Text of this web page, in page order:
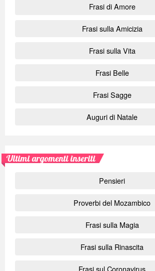
Frasi di Amore
Frasi sulla Amicizia
Frasi sulla Vita
Frasi Belle
Frasi Sagge
Auguri di Natale
Ultimi argomenti inseriti
Pensieri
Proverbi del Mozambico
Frasi sulla Magia
Frasi sulla Rinascita
Frasi sul Coronavirus